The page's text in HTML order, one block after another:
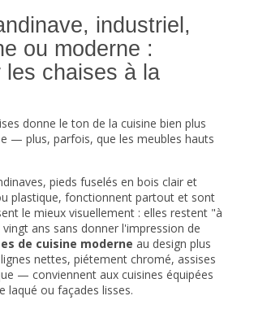
industriel,
ou moderne :
les chaises à la
donne le ton de la cuisine bien plus
— plus, parfois, que les meubles hauts
pieds fuselés en bois clair et
plastique, fonctionnent partout et sont
le mieux visuellement : elles restent "à
ans sans donner l'impression de
de cuisine moderne au design plus
nettes, piétement chromé, assises
— conviennent aux cuisines équipées
laqué ou façades lisses.